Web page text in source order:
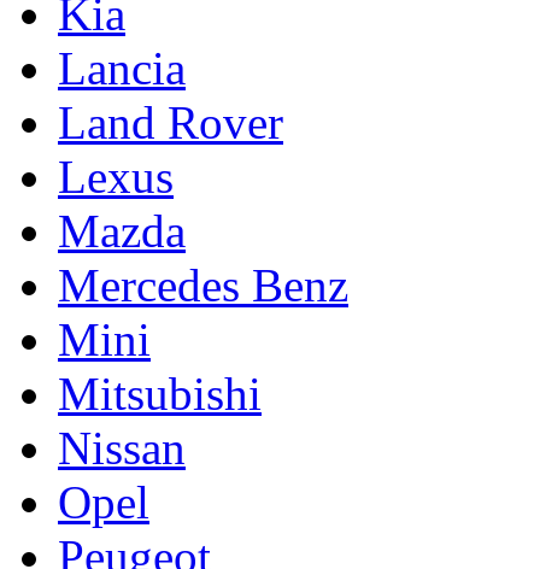
Kia
Lancia
Land Rover
Lexus
Mazda
Mercedes Benz
Mini
Mitsubishi
Nissan
Opel
Peugeot